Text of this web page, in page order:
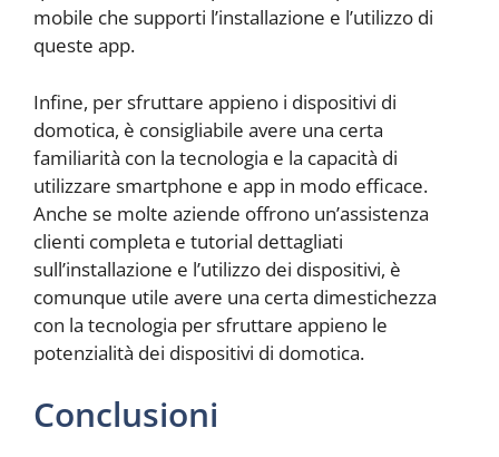
mobile che supporti l’installazione e l’utilizzo di
queste app.
Infine, per sfruttare appieno i dispositivi di
domotica, è consigliabile avere una certa
familiarità con la tecnologia e la capacità di
utilizzare smartphone e app in modo efficace.
Anche se molte aziende offrono un’assistenza
clienti completa e tutorial dettagliati
sull’installazione e l’utilizzo dei dispositivi, è
comunque utile avere una certa dimestichezza
con la tecnologia per sfruttare appieno le
potenzialità dei dispositivi di domotica.
Conclusioni